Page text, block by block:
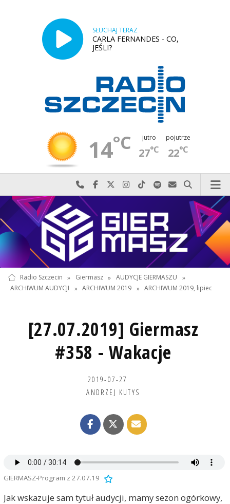
SŁUCHAJ TERAZ
CARLA FERNANDES - CO,
JEŚLI?
14°C jutro
27°C
pojutrze
22°C
Najlepiej po prostu do nas zadzwoń
Odwiedź nas na Facebook-u
Odwiedź nas na X
Odwiedź nas na Instagram-ie
Odwiedź nas na TikTok-u
Szukaj nas na Spotify
Wyślij do nas
Szukaj
Radio Szczecin » Giermasz » AUDYCJE GIERMASZU
»
ARCHIWUM AUDYCJI
» ARCHIWUM 2019 » ARCHIWUM 2019, lipiec
[27.07.2019] Giermasz
#358 - Wakacje
2019-07-27
ANDRZEJ KUTYS
GIERMASZ-Program z 27.07.19
Jak wskazuje sam tytuł audycji, mamy sezon ogórkowy,